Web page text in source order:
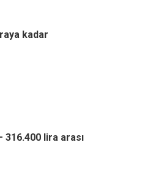
kadar
316.400 lira arası